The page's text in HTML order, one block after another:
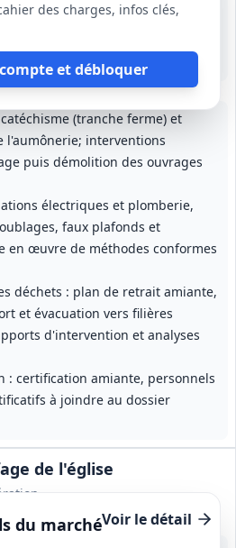
des charges, infos clés,
et débloquer
(tranche ferme) et
interventions
puis démolition des ouvrages
électriques et plomberie,
faux plafonds et
en œuvre de méthodes conformes
déchets : plan de retrait amiante,
et évacuation vers filières
d'intervention et analyses
: certification amiante, personnels
à joindre au dossier
Clause sociale Visiterequise
du marché
de l'église
Voir le détail